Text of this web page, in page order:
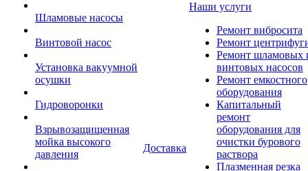
Шламовые насосы
Винтовой насос
Установка вакуумной
осушки
Гидроворонки
Взрывозащищенная
мойка высокого
давления
Доставка
Наши услуги
Ремонт вибросита
Ремонт
Ремонт шламовых
винтовых насосов
Ремонт емкостного
оборудования
Капитальный
ремонт
оборудования для
очистки бурового
раствора
Плазменная резка